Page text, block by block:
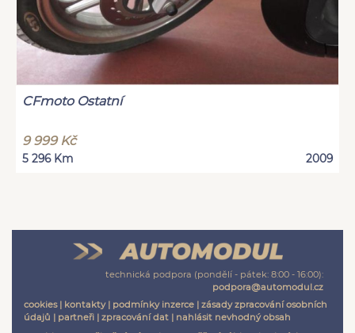
CFmoto Ostatní
9 999 Kč
5 296 Km 2009
technická podpora (pondělí - pátek: 8:00 - 16:00):
podpora@automodul.cz
cookies| kontakty| podmínky inzerce | zásady zpracování osobních
údajů | partneři | zpracování dat | nahlásit nevhodný obsah